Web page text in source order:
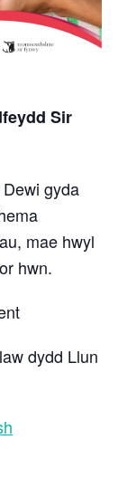
Sir
gyda
mae hwyl
hwn.
dydd Llun